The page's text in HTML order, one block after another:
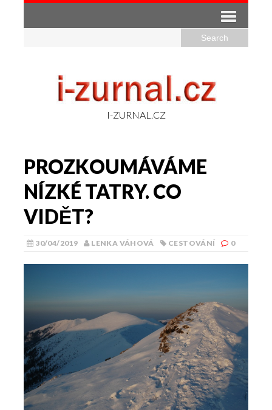
I-ZURNAL.CZ
PROZKOUMÁVÁME
NÍZKÉ TATRY. CO
VIDĚT?
30/04/2019 LENKA VÁHOVÁ CESTOVÁNÍ 0